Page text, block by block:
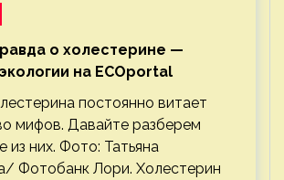
о холестерине —
на ECOportal
постоянно витает
мифов. Давайте разберем
из них. Фото: Татьяна
Фотобанк Лори. Холестерин